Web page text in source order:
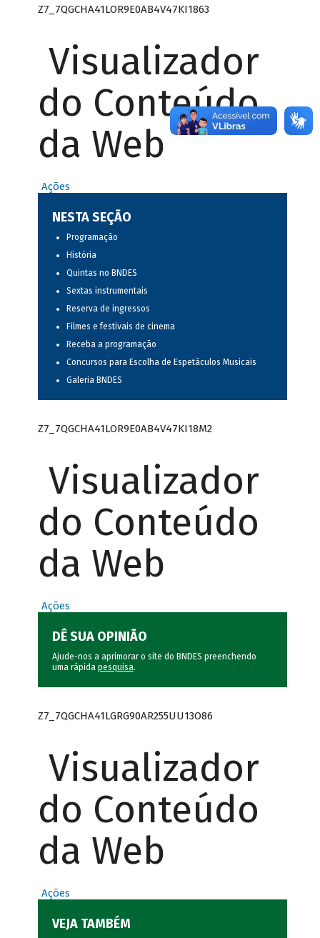
Z7_7QGCHA41LOR9E0AB4V47KI1863
Visualizador
do Conteúdo
da Web
Ações
NESTA SEÇÃO
Programação
História
Quintas no BNDES
Sextas instrumentais
Reserva de ingressos
Filmes e festivais de cinema
Receba a programação
Concursos para Escolha de Espetáculos Musicais
Galeria BNDES
Z7_7QGCHA41LOR9E0AB4V47KI18M2
Visualizador
do Conteúdo
da Web
Ações
DÊ SUA OPINIÃO
Ajude-nos a aprimorar o site do BNDES preenchendo
uma rápida pesquisa.
Z7_7QGCHA41LGRG90AR255UU13O86
Visualizador
do Conteúdo
da Web
Ações
VEJA TAMBÉM